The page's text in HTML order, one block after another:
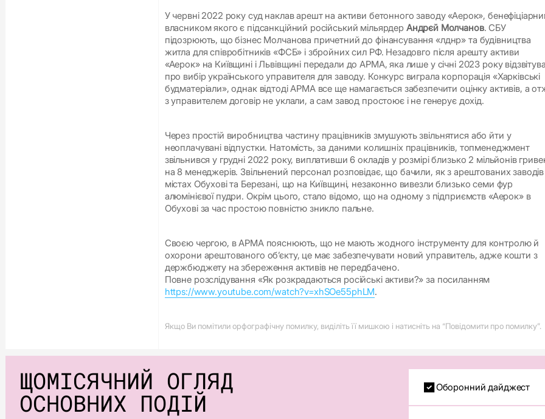
У червні 2022 року суд наклав арешт на активи бетонного заводу «Аерок»,
власником якого є підсанкційний російський мільярдер Андрєй Молчанов. СБУ
підозрюють, що бізнес Молчанова причетний до фінансування «лднр» та будівництва
житла для співробітників «ФСБ» і збройних сил РФ. Незадовго після арешту активи
«Аерок» на Київщині і Львівщині передали до АРМА, яка лише у січні 2023 року
про вибір українського управителя для заводу. Конкурс виграла корпорація «Харківські
будматеріали», однак відтоді АРМА все ще намагається забезпечити оцінку активів, а
з управителем договір не уклали, а сам завод простоює і не генерує дохід.
Через простій виробництва частину працівників змушують звільнятися або йти у
неоплачувані відпустки. Натомість, за даними колишніх працівників, топменеджмент
звільнився у грудні 2022 року, виплативши 6 окладів у розмірі близько 2 мільйонів
на 8 менеджерів. Звільнений персонал розповідає, що бачили, як з арештованих
містах Обухові та Березані, що на Київщині, незаконно вивезли близько семи фур
алюмінієвої пудри. Окрім цього, стало відомо, що на одному з підприємств «Аерок» в
Обухові за час простою повністю зникло пальне.
Своєю чергою, в АРМА пояснюють, що не мають жодного інструменту для контролю й
охорони арештованого обʼєкту, це має забезпечувати новий управитель, адже кошти з
держбюджету на збереження активів не передбачено.
Повне розслідування «Як розкрадаються російські активи?» за посиланням
https://www.youtube.com/watch?v=xhSOe55phLM.
Якщо Ви помітили орфографічну помилку, виділіть її мишкою і натисніть на “Повідомити про помилку”.
ЩОМІСЯЧНИЙ ОГЛЯД
ОСНОВНИХ ПОДІЙ
Оборонний дайджест